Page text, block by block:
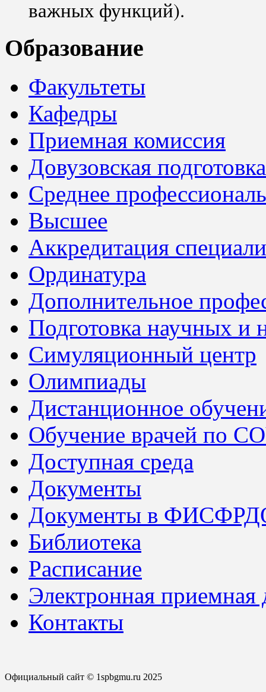
важных функций).
Образование
Факультеты
Кафедры
Приемная комиссия
Довузовская подготовка
Среднее
Высшее
Аккредитация
Ординатура
Дополнительное
Подготовка научных и
Симуляционный центр
Олимпиады
Дистанционное
Обучение врачей по
Доступная среда
Документы
Документы в
Библиотека
Расписание
Электронная
Контакты
Официальный сайт © 1spbgmu.ru 2025